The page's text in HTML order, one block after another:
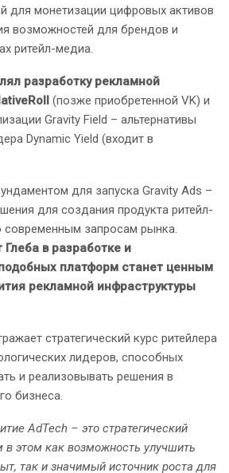
для монетизации цифровых активов
возможностей для брендов и
ритейл-медиа.
разработку рекламной
(позже приобретенной VK) и
Gravity Field – альтернативы
Dynamic Yield (входит в
для запуска Gravity Ads –
для создания продукта ритейл-
запросам рынка.
в разработке и
платформ станет ценным
рекламной инфраструктуры
стратегический курс ритейлера
лидеров, способных
и реализовывать решения в
бизнеса.
AdTech – это стратегический
этом как возможность улучшить
так и значимый источник роста для